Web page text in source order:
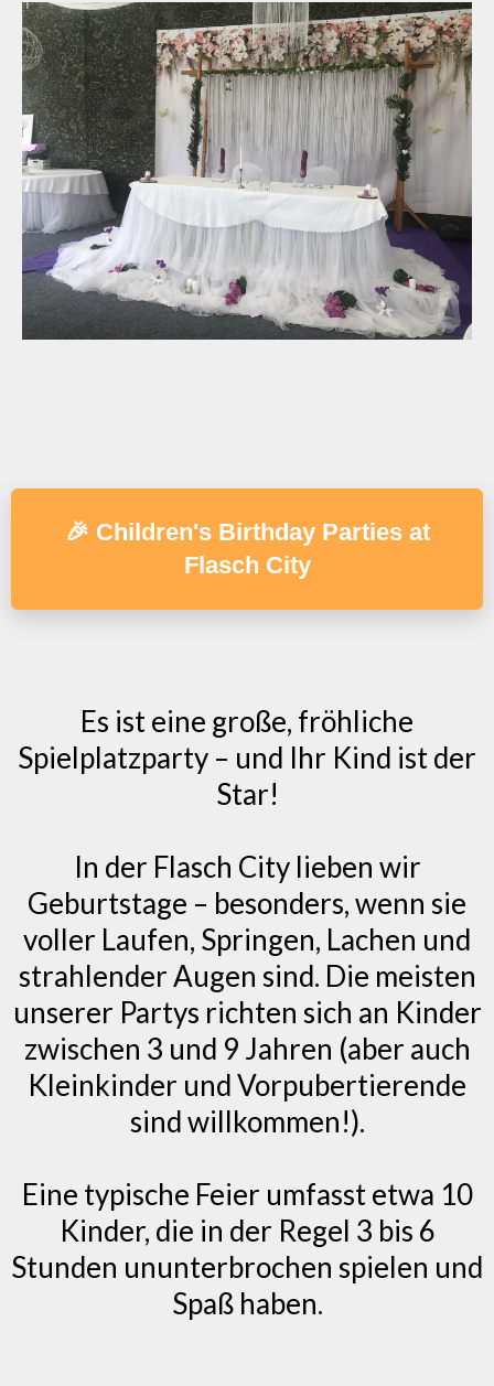
🎉 Children's Birthday Parties at
Flasch City
Es ist eine große, fröhliche
Spielplatzparty – und Ihr Kind ist der
Star!
In der Flasch City lieben wir
Geburtstage – besonders, wenn sie
voller Laufen, Springen, Lachen und
strahlender Augen sind. Die meisten
unserer Partys richten sich an Kinder
zwischen 3 und 9 Jahren (aber auch
Kleinkinder und Vorpubertierende
sind willkommen!).
Eine typische Feier umfasst etwa 10
Kinder, die in der Regel 3 bis 6
Stunden ununterbrochen spielen und
Spaß haben.